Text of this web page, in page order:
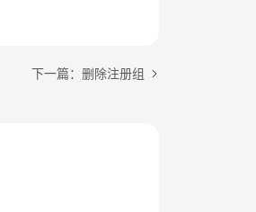
下一篇：删除注册组